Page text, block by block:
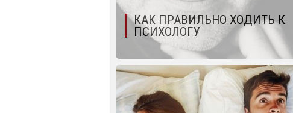
КАК ПРАВИЛЬНО ХОДИТЬ К
ПСИХОЛОГУ